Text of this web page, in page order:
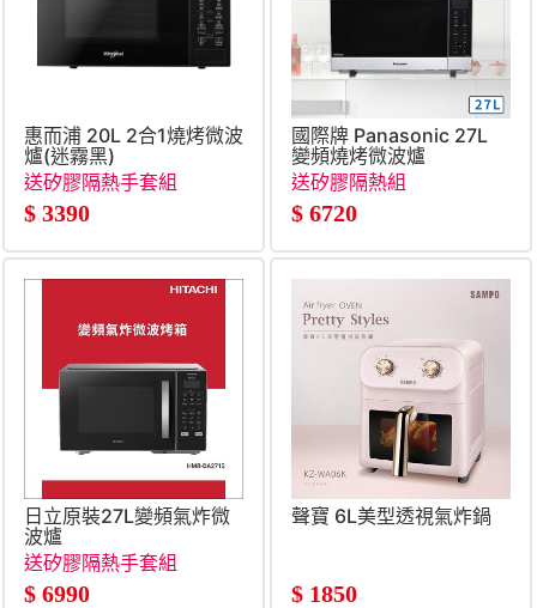
惠而浦 20L 2合1燒烤微波
爐(迷霧黑)
送矽膠隔熱手套組
$ 3390
國際牌 Panasonic 27L
變頻燒烤微波爐
送矽膠隔熱組
$ 6720
日立原裝27L變頻氣炸微
波爐
送矽膠隔熱手套組
$ 6990
聲寶 6L美型透視氣炸鍋
$ 1850